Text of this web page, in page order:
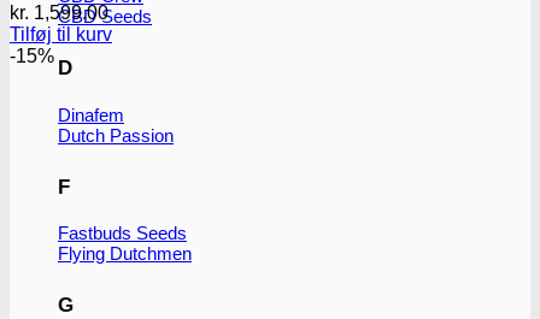
CBD Seeds
D
Dinafem
Dutch Passion
F
Fastbuds Seeds
Flying Dutchmen
G
kr. 1,599.00
Tilføj til kurv
-15%